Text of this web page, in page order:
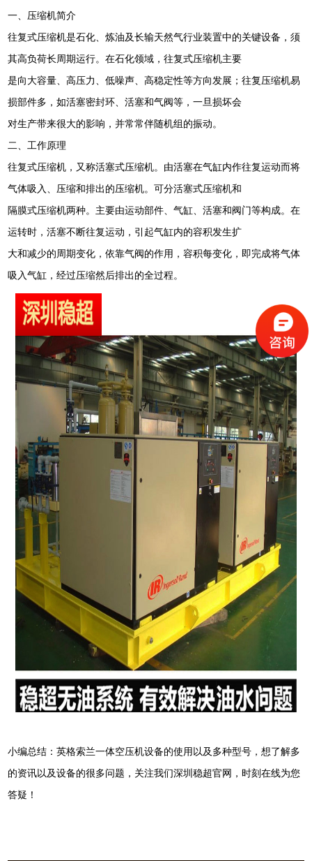
一、压缩机简介
往复式压缩机是石化、炼油及长输天然气行业装置中的关键设备，须
其高负荷长周期运行。在石化领域，往复式压缩机主要
是向大容量、高压力、低噪声、高稳定性等方向发展；往复压缩机易
损部件多，如活塞密封环、活塞和气阀等，一旦损坏会
对生产带来很大的影响，并常常伴随机组的振动。
二、工作原理
往复式压缩机，又称活塞式压缩机。由活塞在气缸内作往复运动而将
气体吸入、压缩和排出的压缩机。可分活塞式压缩机和
隔膜式压缩机两种。主要由运动部件、气缸、活塞和阀门等构成。在
运转时，活塞不断往复运动，引起气缸内的容积发生扩
大和减少的周期变化，依靠气阀的作用，容积每变化，即完成将气体
吸入气缸，经过压缩然后排出的全过程。
小编总结：英格索兰一体空压机设备的使用以及多种型号，想了解多
的资讯以及设备的很多问题，关注我们深圳稳超官网，时刻在线为您
答疑！